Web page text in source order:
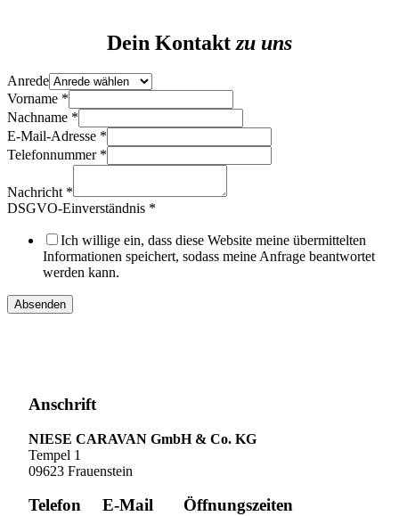
Dein Kontaktzu uns
Anrede
Vorname *
Nachname *
E-Mail-Adresse *
Telefonnummer *
Nachricht *
Anrede
Layout
DSGVO-Einverständnis *
Ich willige ein, dass diese Website meine übermittelten
Informationen speichert, sodass meine Anfrage beantwortet
werden kann.
Absenden
Anschrift
NIESE CARAVAN GmbH & Co. KG
Tempel 1
09623 Frauenstein
Telefon E-Mail Öffnungszeiten